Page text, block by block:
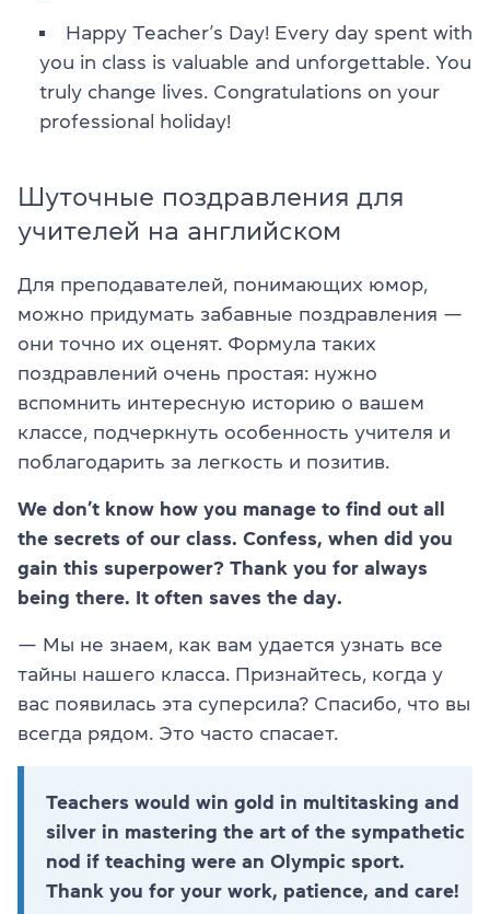
Happy Teacher’s Day! Every day spent with
you in class is valuable and unforgettable. You
truly change lives. Congratulations on your
professional holiday!
Шуточные поздравления для
учителей на английском
Для преподавателей, понимающих юмор,
можно придумать забавные поздравления —
они точно их оценят. Формула таких
поздравлений очень простая: нужно
вспомнить интересную историю о вашем
классе, подчеркнуть особенность учителя и
поблагодарить за легкость и позитив.
We don’t know how you manage to find out all
the secrets of our class. Confess, when did you
gain this superpower? Thank you for always
being there. It often saves the day.
— Мы не знаем, как вам удается узнать все
тайны нашего класса. Признайтесь, когда у
вас появилась эта суперсила? Спасибо, что вы
всегда рядом. Это часто спасает.
Teachers would win gold in multitasking and
silver in mastering the art of the sympathetic
nod if teaching were an Olympic sport.
Thank you for your work, patience, and care!